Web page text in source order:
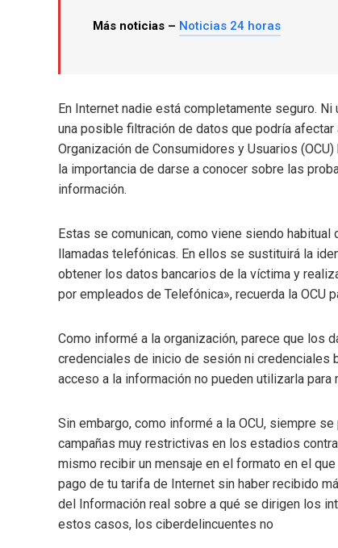
Más noticias – Noticias 24 horas
En Internet nadie está completamente seguro.
una posible filtración de datos que podría
Organización de Consumidores y Usuarios
la importancia de darse a conocer sobre las
información.
Estas se comunican, como viene siendo
llamadas telefónicas. En ellos se sustituirá la
obtener los datos bancarios de la víctima y
por empleados de Telefónica», recuerda la OCU
Como informé a la organización, parece que
credenciales de inicio de sesión ni credenciales
acceso a la información no pueden utilizarla
Sin embargo, como informé a la OCU, siempre
campañas muy restrictivas en los estadios
mismo recibir un mensaje en el formato en el
pago de tu tarifa de Internet sin haber recibido
del Información real sobre a qué se dirigen los
estos casos, los ciberdelincuentes no